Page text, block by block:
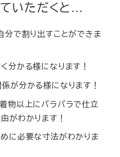
いただくと…
で割り出すことができま
分かる様になります！
が分かる様になります！
物以上にバラバラで仕立
がわかります！
に必要な寸法がわかりま